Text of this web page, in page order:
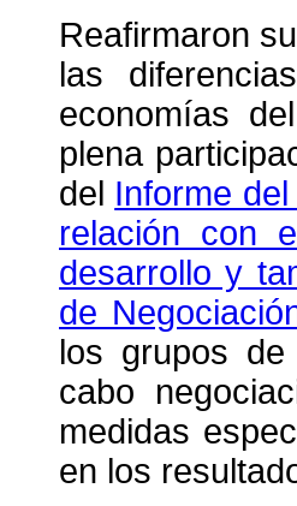
Reafirmaron
las
economías
plena
del Informe
relación con
desarrollo y
de
los grupos
cabo
medidas
en los